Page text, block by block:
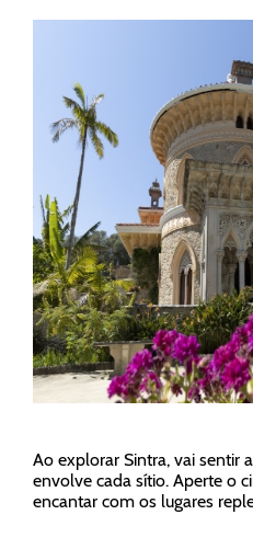
Ao explorar Sintra, vai sentir
envolve cada sítio. Aperte o
encantar com os lugares